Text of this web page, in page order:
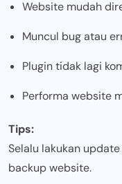
Website mudah
Muncul bug atau
Plugin tidak lagi
Performa website
Tips:
Selalu lakukan
backup website.